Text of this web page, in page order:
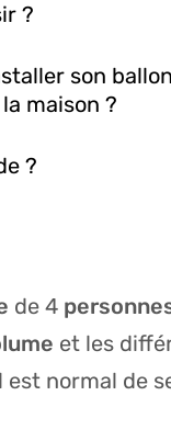
?
son
maison ?
?
de 4
et les
est normal de